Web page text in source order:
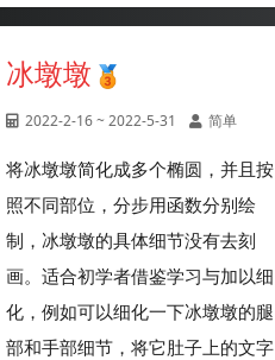
冰墩墩
2022-2-16 ~ 2022-5-31 简单
将冰墩墩简化成多个椭圆，并且按
照不同部位，分步用函数分别绘
制，冰墩墩的具体细节没有去刻
画。适合初学者借鉴学习与加以细
化，例如可以细化一下冰墩墩的腿
部和手部细节，将它肚子上的文字